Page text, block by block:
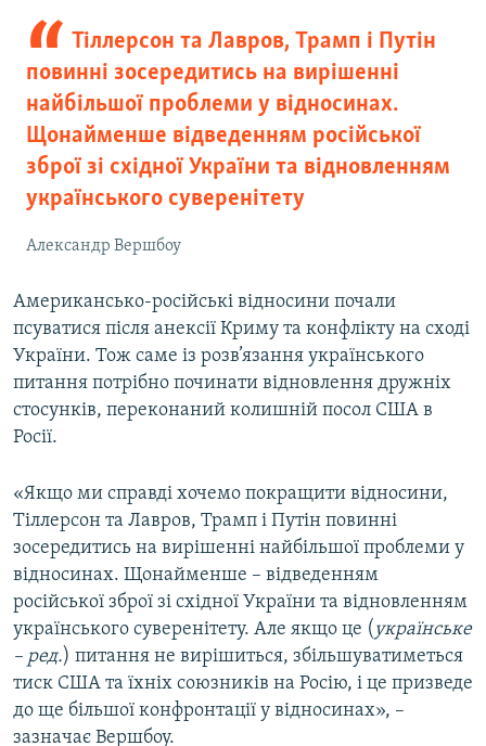
Тіллерсон та Лавров, Трамп і Путін
повинні зосередитись на вирішенні
найбільшої проблеми у відносинах.
Щонайменше відведенням російської
зброї зі східної України та відновленням
українського суверенітету
Александр Вершбоу
Американсько-російські відносини почали
псуватися після анексії Криму та конфлікту на сході
України. Тож саме із розв’язання українського
питання потрібно починати відновлення дружніх
стосунків, переконаний колишній посол США в
Росії.
«Якщо ми справді хочемо покращити відносини,
Тіллерсон та Лавров, Трамп і Путін повинні
зосередитись на вирішенні найбільшої проблеми у
відносинах. Щонайменше – відведенням
російської зброї зі східної України та відновленням
українського суверенітету. Але якщо це ( українське
– ред.) питання не вирішиться, збільшуватиметься
тиск США та їхніх союзників на Росію, і це призведе
до ще більшої конфронтації у відносинах», –
зазначає Вершбоу.